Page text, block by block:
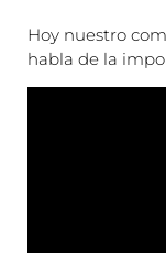
Hoy nuestro
habla de la